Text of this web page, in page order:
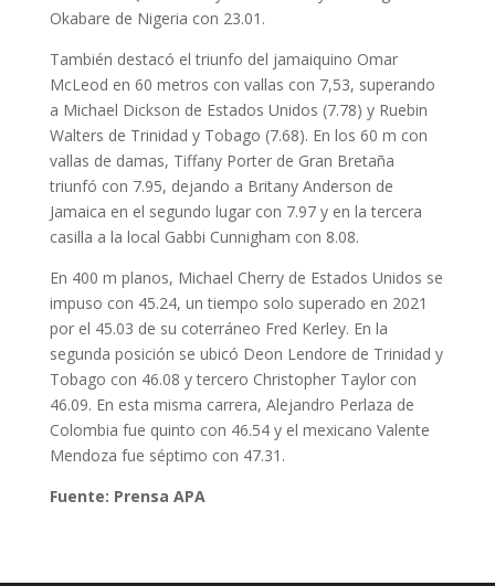
Okabare de Nigeria con 23.01.
También destacó el triunfo del jamaiquino Omar
McLeod en 60 metros con vallas con 7,53, superando
a Michael Dickson de Estados Unidos (7.78) y Ruebin
Walters de Trinidad y Tobago (7.68). En los 60 m con
vallas de damas, Tiffany Porter de Gran Bretaña
triunfó con 7.95, dejando a Britany Anderson de
Jamaica en el segundo lugar con 7.97 y en la tercera
casilla a la local Gabbi Cunnigham con 8.08.
En 400 m planos, Michael Cherry de Estados Unidos se
impuso con 45.24, un tiempo solo superado en 2021
por el 45.03 de su coterráneo Fred Kerley. En la
segunda posición se ubicó Deon Lendore de Trinidad y
Tobago con 46.08 y tercero Christopher Taylor con
46.09. En esta misma carrera, Alejandro Perlaza de
Colombia fue quinto con 46.54 y el mexicano Valente
Mendoza fue séptimo con 47.31.
Fuente: Prensa APA